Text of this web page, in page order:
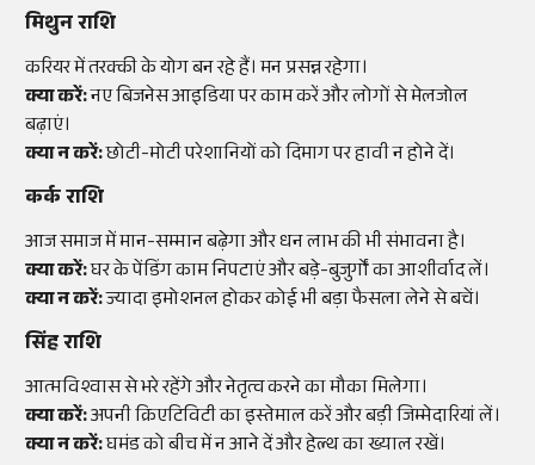
मिथुन राशि
करियर में तरक्की के योग बन रहे हैं। मन प्रसन्न रहेगा।
क्या करें:नए बिजनेस आइडिया पर काम करें और लोगों से मेलजोल
बढ़ाएं।
क्या न करें:छोटी-मोटी परेशानियों को दिमाग पर हावी न होने दें।
कर्क राशि
आज समाज में मान-सम्मान बढ़ेगा और धन लाभ की भी संभावना है।
क्या करें:घर के पेंडिंग काम निपटाएं और बड़े-बुजुर्गों का आशीर्वाद लें।
क्या न करें:ज्यादा इमोशनल होकर कोई भी बड़ा फैसला लेने से बचें।
सिंह राशि
आत्मविश्वास से भरे रहेंगे और नेतृत्व करने का मौका मिलेगा।
क्या करें:अपनी क्रिएटिविटी का इस्तेमाल करें और बड़ी जिम्मेदारियां लें।
क्या न करें:घमंड को बीच में न आने दें और हेल्थ का ख्याल रखें।